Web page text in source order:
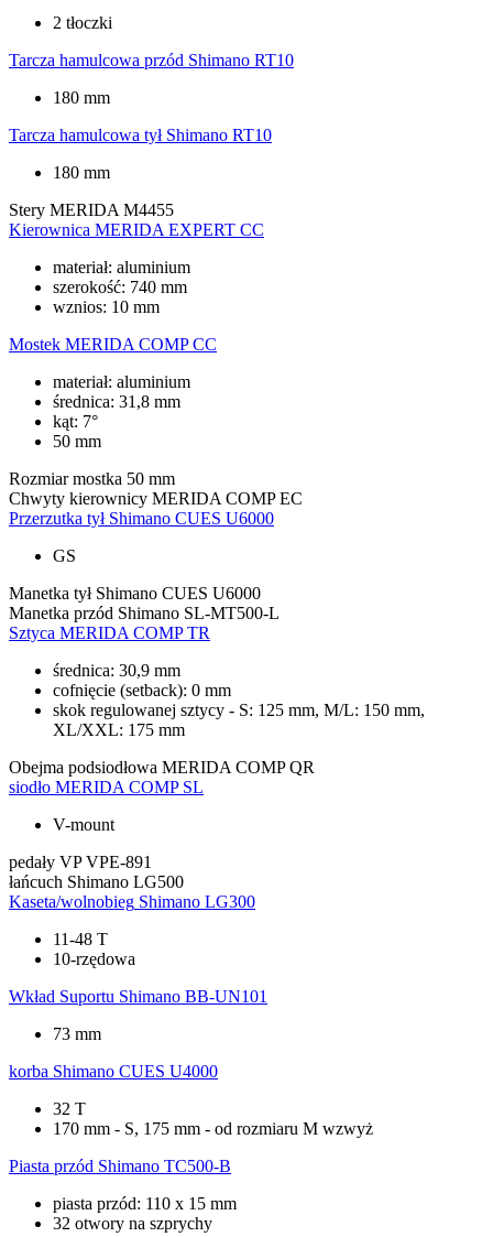
2 tłoczki
Tarcza hamulcowa przód Shimano RT10
180 mm
Tarcza hamulcowa tył Shimano RT10
180 mm
Stery MERIDA M4455
Kierownica MERIDA EXPERT CC
materiał: aluminium
szerokość: 740 mm
wznios: 10 mm
Mostek MERIDA COMP CC
materiał: aluminium
średnica: 31,8 mm
kąt: 7°
50 mm
Rozmiar mostka 50 mm
Chwyty kierownicy MERIDA COMP EC
Przerzutka tył Shimano CUES U6000
GS
Manetka tył Shimano CUES U6000
Manetka przód Shimano SL-MT500-L
Sztyca MERIDA COMP TR
średnica: 30,9 mm
cofnięcie (setback): 0 mm
skok regulowanej sztycy - S: 125 mm, M/L: 150 mm,
XL/XXL: 175 mm
Obejma podsiodłowa MERIDA COMP QR
siodło MERIDA COMP SL
V-mount
pedały VP VPE-891
łańcuch Shimano LG500
Kaseta/wolnobieg Shimano LG300
11-48 T
10-rzędowa
Wkład Suportu Shimano BB-UN101
73 mm
korba Shimano CUES U4000
32 T
170 mm - S, 175 mm - od rozmiaru M wzwyż
Piasta przód Shimano TC500-B
piasta przód: 110 x 15 mm
32 otwory na szprychy